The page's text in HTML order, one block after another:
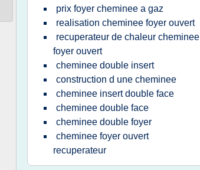
prix foyer cheminee a gaz
realisation cheminee foyer ouvert
recuperateur de chaleur cheminee
foyer ouvert
cheminee double insert
construction d une cheminee
cheminee insert double face
cheminee double face
cheminee double foyer
cheminee foyer ouvert
recuperateur